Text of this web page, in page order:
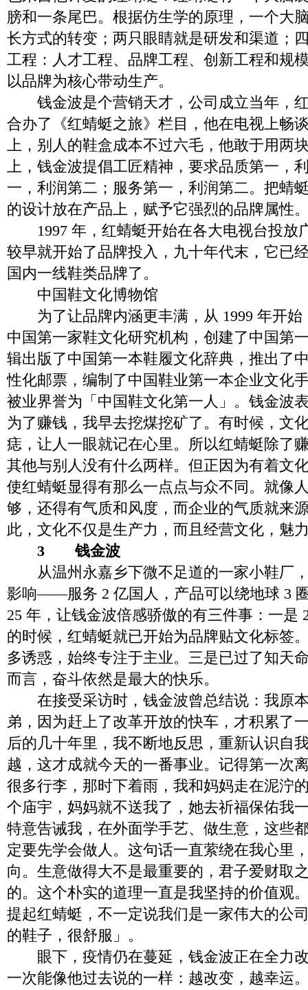
膀和一条尾巴。根据仿生学的原理，一个大
长方式的转变；两只眼睛就是研发和渠道；
工程：人才工程、品牌工程、创新工程和规
以品牌为核心带动生产。
钱金波是个营销天才，公司成立当年，
合办了《红蜻蜓之旅》栏目，他在电视上畅
上，别人的鞋盒成本不过六毛，他敢于用两
上，钱金波提倡工匠精神，要求品质第一，
一，利润第二；服务第一，利润第二。把蜻
的设计放在产品上，赋予它强烈的品牌属性
1997 年，红蜻蜓开始在各大电视台投放
较早就开始了品牌投入，九十年代末，它已
国内一线鞋类品牌了。
中国鞋文化博物馆
为了让品牌内涵更丰满，从 1999 年开始
中国第一家鞋文化研究机构，创建了中国第
辑出版了中国第一本鞋履文化辞典，推出了
性化邮票，编制了中国鞋业第一本企业文
被业界誉为「中国鞋文化第一人」。钱金波
为了赚钱，我早去挖煤挖矿了。有时候，文
痣，让人一眼就记在心里。所以红蜻蜓除了
其他与别人没有什么两样。但正因为有着文
使红蜻蜓显得有那么一点点与众不同。就像
够，还得有气质和风度，而企业的气质就来
此，文化不仅是生产力，而且经营文化，魅
3 钱金波
从温州永嘉乡下微不足道的一家小鞋厂
影响——服务 2 亿国人，产品可以绕地球 3
25 年，让钱金波倍感骄傲的有三件事：一是
的时候，红蜻蜓就已开始为品牌贴文化标签
多诱惑，始终专注于主业。三是已过了知天
而言，奋斗依然是最大的快乐。
在接受采访时，钱金波曾总结说：我原
弟，因为赶上了改革开放的快车，才积累了
后的几十年里，我不断地反思，重新认识自
越，这才成就今天的一番事业。记得第一次
很多行李，那时下着雨，我和妈妈走在泥泞
个庙宇，妈妈就不送我了，她去祈福保佑我
特意告诫我，在外面学手艺、做生意，这些
定要先学会做人。这句话一直萦绕在我心里
向。生意做得大不是最重要的，君子爱财取
的。这个朴实的道理一直是我坚持的价值观
提起红蜻蜓，不一定说我们是一家伟大的公
的鞋子，很舒服」。
眼下，疫情仍在蔓延，钱金波正在全力
一次能像他过去说的一样：越改变，越幸运